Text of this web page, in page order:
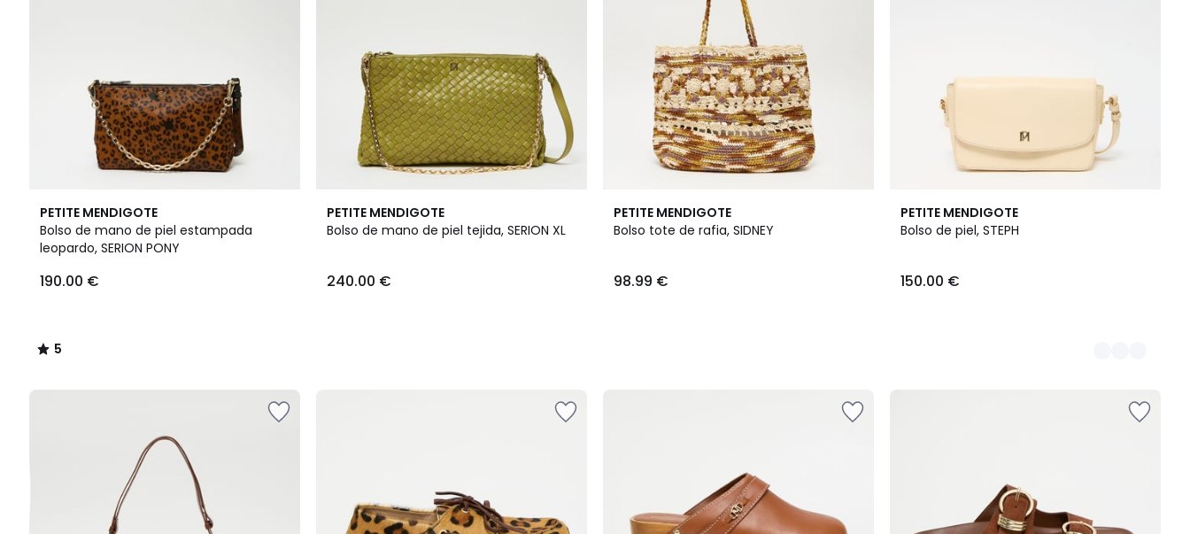
PETITE MENDIGOTE
Bolso de mano de piel estampada
leopardo, SERION PONY
190.00 €
5
/
5
5
/
PETITE MENDIGOTE
Bolso de mano de piel tejida, SERION XL
240.00 €
PETITE MENDIGOTE
Bolso tote de rafia, SIDNEY
98.99 €
PETITE MENDIGOTE
Bolso de piel, STEPH
150.00 €
2
Colores